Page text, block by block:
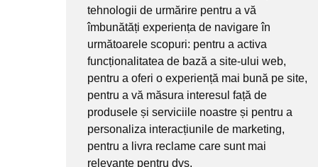
tehnologii de urmărire pentru a vă
îmbunătăți experiența de navigare în
următoarele scopuri: pentru a activa
funcționalitatea de bază a site-ului web,
pentru a oferi o experiență mai bună pe site,
pentru a vă măsura interesul față de
produsele și serviciile noastre și pentru a
personaliza interacțiunile de marketing,
pentru a livra reclame care sunt mai
relevante pentru dvs.